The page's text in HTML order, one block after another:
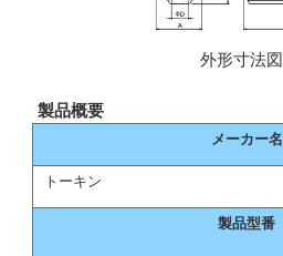
外形寸法図
製品概要
メーカー名
トーキン
製品型番